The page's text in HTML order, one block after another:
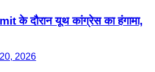
के दौरान यूथ कांग्रेस का हंगामा,
2026